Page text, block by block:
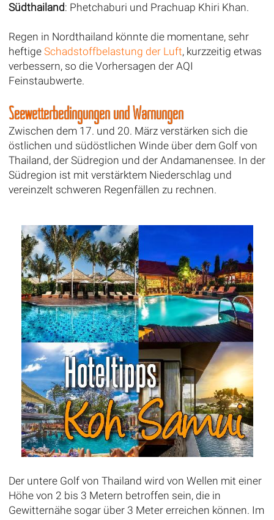
Südthailand: Phetchaburi und Prachuap Khiri Khan.
Regen in Nordthailand könnte die momentane, sehr
heftige Schadstoffbelastung der Luft, kurzzeitig etwas
verbessern, so die Vorhersagen der AQI
Feinstaubwerte.
Seewetterbedingungen und Warnungen
Zwischen dem 17. und 20. März verstärken sich die
östlichen und südöstlichen Winde über dem Golf von
Thailand, der Südregion und der Andamanensee. In der
Südregion ist mit verstärktem Niederschlag und
vereinzelt schweren Regenfällen zu rechnen.
Der untere Golf von Thailand wird von Wellen mit einer
Höhe von 2 bis 3 Metern betroffen sein, die in
Gewitternähe sogar über 3 Meter erreichen können. Im